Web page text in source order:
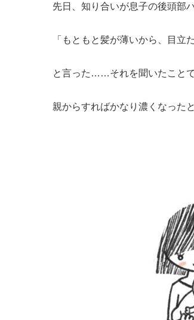
先日、知り合いが息子の後頭部
「もともと髪が薄いから、目立
と言った……それを聞いたこと
親からすればかなり濃くなっ